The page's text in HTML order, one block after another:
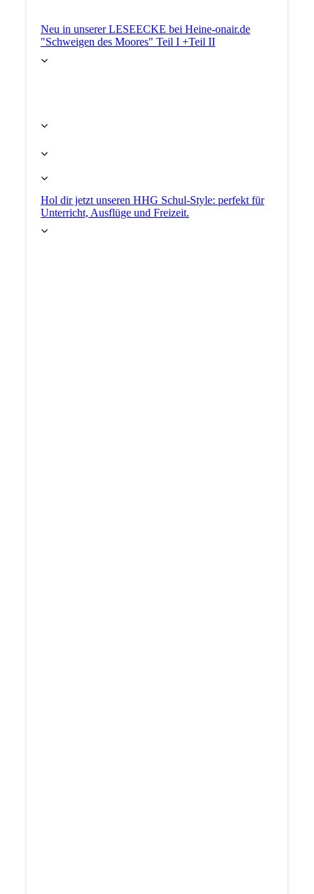
Neu in unserer LESEECKE bei Heine-onair.de
"Schweigen des Moores" Teil I +Teil II
Hol dir jetzt unseren HHG Schul-Style: perfekt für
Unterricht, Ausflüge und Freizeit.